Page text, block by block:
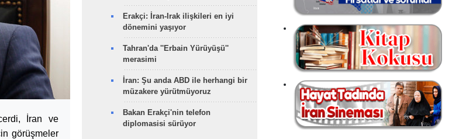
İran ve
görüşmeler
Erakçi: İran-Irak ilişkileri en iyi
dönemini yaşıyor
Tahran'da ''Erbain Yürüyüşü''
merasimi
İran: Şu anda ABD ile herhangi bir
müzakere yürütmüyoruz
Bakan Erakçi'nin telefon
diplomasisi sürüyor